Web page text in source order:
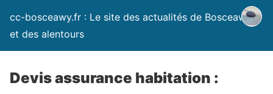
cc-bosceawy.fr : Le site des actualités de Bosceawy
et des alentours
Devis assurance habitation :